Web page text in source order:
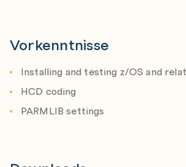
Vorkenntnisse
Installing and testing z/OS and
HCD coding
PARMLIB settings